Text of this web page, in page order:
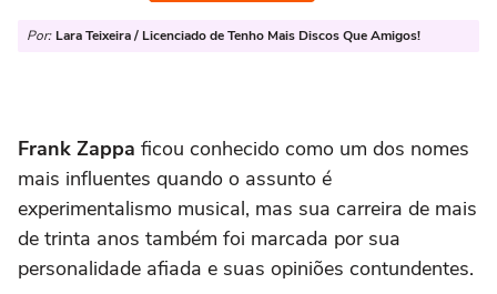
Por: Lara Teixeira / Licenciado de Tenho Mais Discos Que Amigos!
Frank Zappa ficou conhecido como um dos nomes
mais influentes quando o assunto é
experimentalismo musical, mas sua carreira de mais
de trinta anos também foi marcada por sua
personalidade afiada e suas opiniões contundentes.